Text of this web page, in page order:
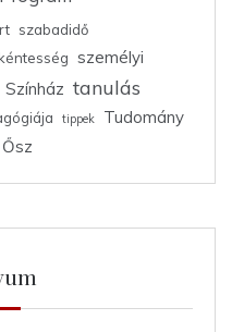
szabadidő
személyi
Színház tanulás
tippek Tudomány
Ősz